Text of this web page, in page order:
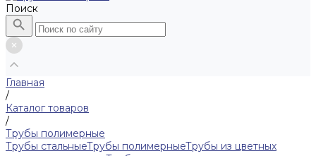
Поиск
Главная
/
Каталог товаров
/
Трубы полимерные
Трубы стальныеТрубы полимерныеТрубы из цветных